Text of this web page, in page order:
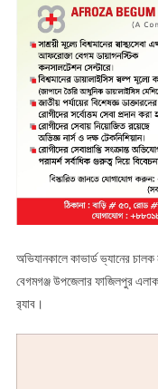
অভিযানকালে কাভার্ড ভ্যানের
বেগমগঞ্জ উপজেলার ফাজিলপুর
র‌্যাব।